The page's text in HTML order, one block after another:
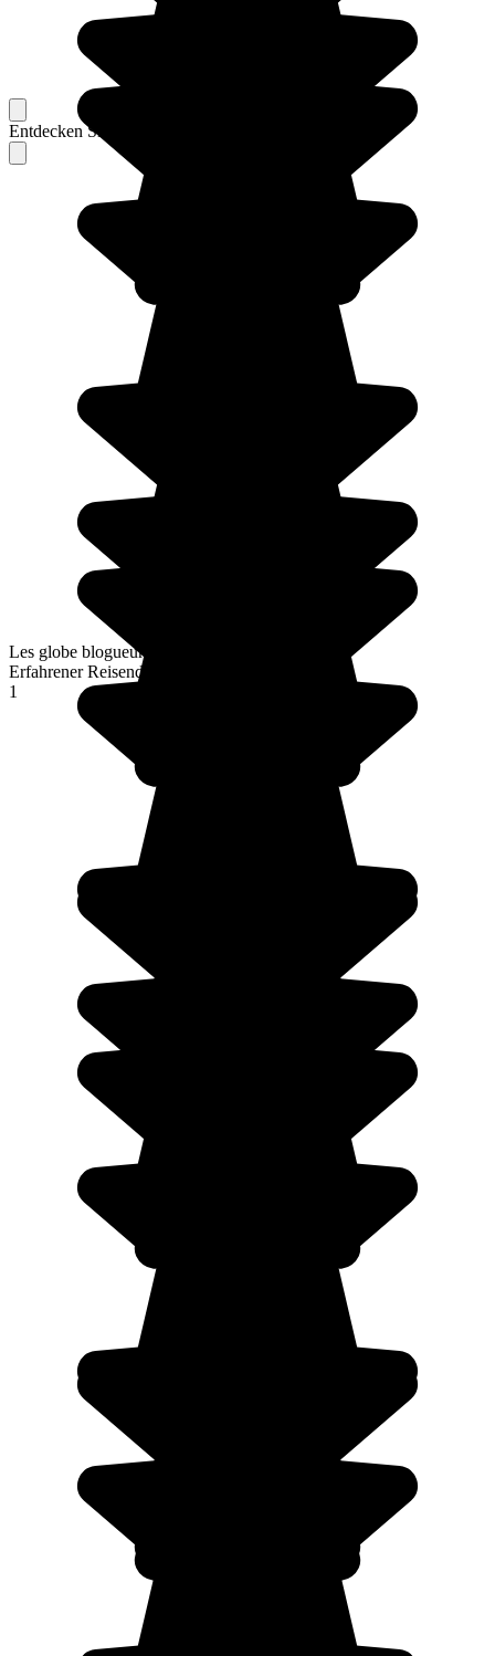
Entdecken Sie Berichte unserer erfahrenen Reisenden
Les globe blogueurs
Erfahrener Reisender
1